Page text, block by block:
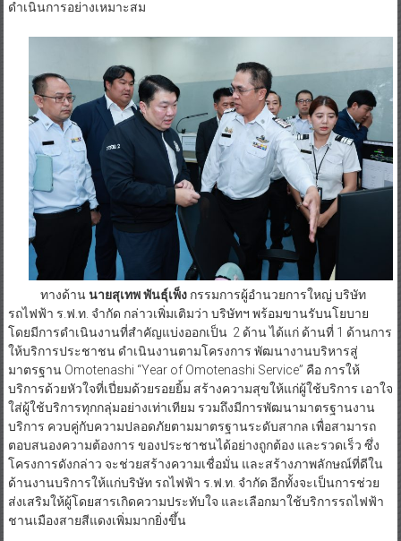
ดำเนินการอย่างเหมาะสม
ทางด้านนายสุเทพ พันธุ์เพ็งกรรมการผู้อำนวยการใหญ่ บริษัท
รถไฟฟ้า ร.ฟ.ท. จำกัด กล่าวเพิ่มเติมว่า บริษัทฯ พร้อมขานรับนโยบาย
โดยมีการดำเนินงานที่สำคัญแบ่งออกเป็น 2 ด้าน ได้แก่ ด้านที่ 1 ด้านการ
ให้บริการประชาชน ดำเนินงานตามโครงการ พัฒนางานบริหารสู่
มาตรฐาน Omotenashi “Year of Omotenashi Service” คือ การให้
บริการด้วยหัวใจที่เปี่ยมด้วยรอยยิ้ม สร้างความสุขให้แก่ผู้ใช้บริการ เอาใจ
ใส่ผู้ใช้บริการทุกกลุ่มอย่างเท่าเทียม รวมถึงมีการพัฒนามาตรฐานงาน
บริการ ควบคู่กับความปลอดภัยตามมาตรฐานระดับสากล เพื่อสามารถ
ตอบสนองความต้องการ ของประชาชนได้อย่างถูกต้อง และรวดเร็ว ซึ่ง
โครงการดังกล่าว จะช่วยสร้างความเชื่อมั่น และสร้างภาพลักษณ์ที่ดีใน
ด้านงานบริการให้แก่บริษัท รถไฟฟ้า ร.ฟ.ท. จำกัด อีกทั้งจะเป็นการช่วย
ส่งเสริมให้ผู้โดยสารเกิดความประทับใจ และเลือกมาใช้บริการรถไฟฟ้า
ชานเมืองสายสีแดงเพิ่มมากยิ่งขึ้น